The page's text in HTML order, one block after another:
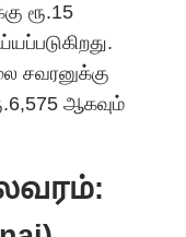
ரூ.15
சவரனுக்கு
ஆகவும்